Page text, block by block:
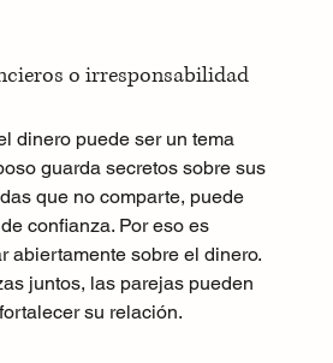
o irresponsabilidad
dinero puede ser un tema
guarda secretos sobre sus
que no comparte, puede
confianza. Por eso es
abiertamente sobre el dinero.
juntos, las parejas pueden
su relación.